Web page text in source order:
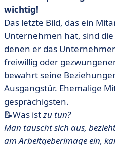
wichtig!
Das letzte Bild, das ein
Unternehmen hat, sind
denen er das
freiwillig oder
bewahrt seine
Ausgangstür. Ehemalige
gesprächigsten.
📝Was istzu tun?
Man tauscht sich aus,
am Arbeitgeberimage ein,